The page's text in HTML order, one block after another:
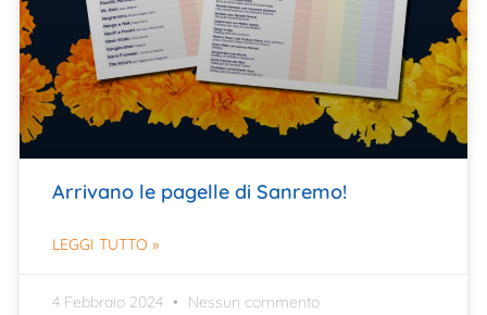
Arrivano le pagelle di Sanremo!
LEGGI TUTTO »
4 Febbraio 2024 Nessun commento